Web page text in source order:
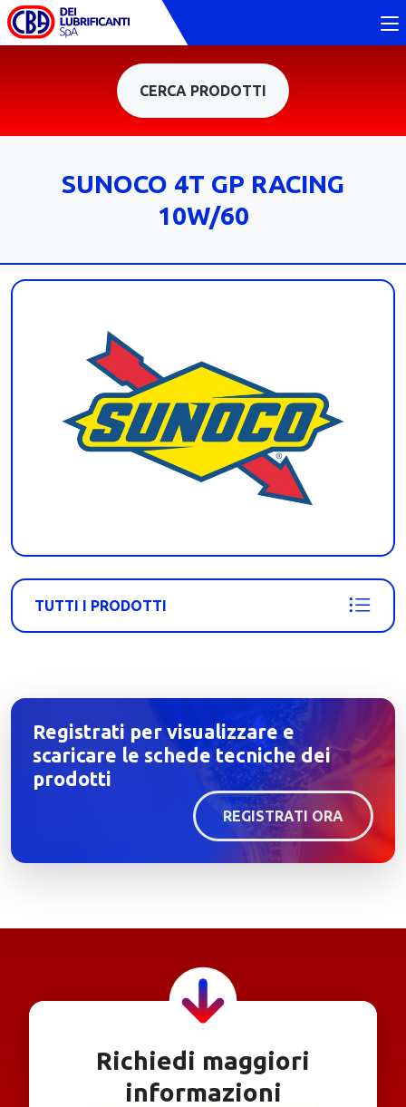
CERCA PRODOTTI
SUNOCO 4T GP RACING
10W/60
TUTTI I PRODOTTI
Registrati per visualizzare e
scaricare le schede tecniche dei
prodotti
REGISTRATI ORA
Richiedi maggiori
informazioni